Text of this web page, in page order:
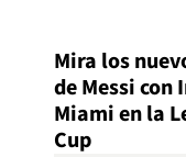
Mira los
de Messi con
Miami en la
Cup